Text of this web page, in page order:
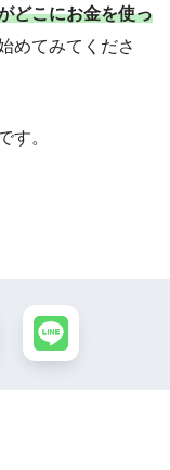
どこにお金を使っ
めてみてくださ
す。